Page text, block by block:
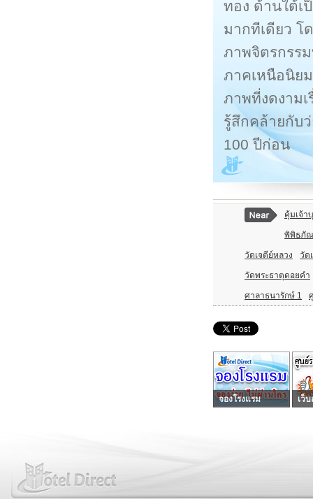
ทอง ด้านใต้เ
มากทีเดียว โ
ภาพจิตรกรร
ภาคเหนือนิย
ภาพที่งดงาม
รู้สึกคล้ายกับ
100 ปีก่อน
คุ้มเจ้า
พิพิธภัณ
วัดเจดีย์หลวง วัด
วัดพระธาตุดอยคำ
ศาลาธนารักษ์ 1
จองโรงแรม เว็